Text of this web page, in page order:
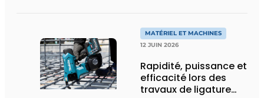
transport spécial
MATÉRIEL ET MACHINES
12 JUIN 2026
Rapidité, puissance et
efficacité lors des
travaux de ligature